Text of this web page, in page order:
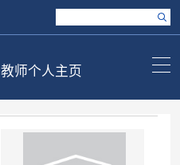
教师个人主页